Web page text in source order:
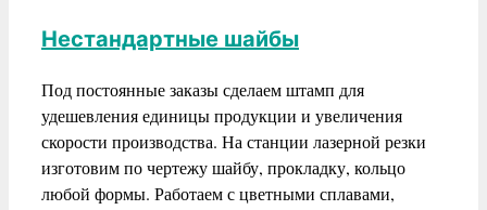
Нестандартные шайбы
Под постоянные заказы сделаем штамп для
удешевления единицы продукции и увеличения
скорости производства. На станции лазерной резки
изготовим по чертежу шайбу, прокладку, кольцо
любой формы. Работаем с цветными сплавами,